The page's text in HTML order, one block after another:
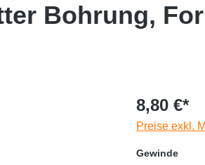
Bohrung,
8,80 €*
Preise exkl.
Gewinde